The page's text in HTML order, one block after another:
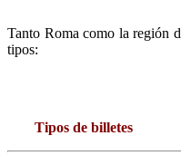
Tanto Roma como la región
tipos:
Tipos de billetes